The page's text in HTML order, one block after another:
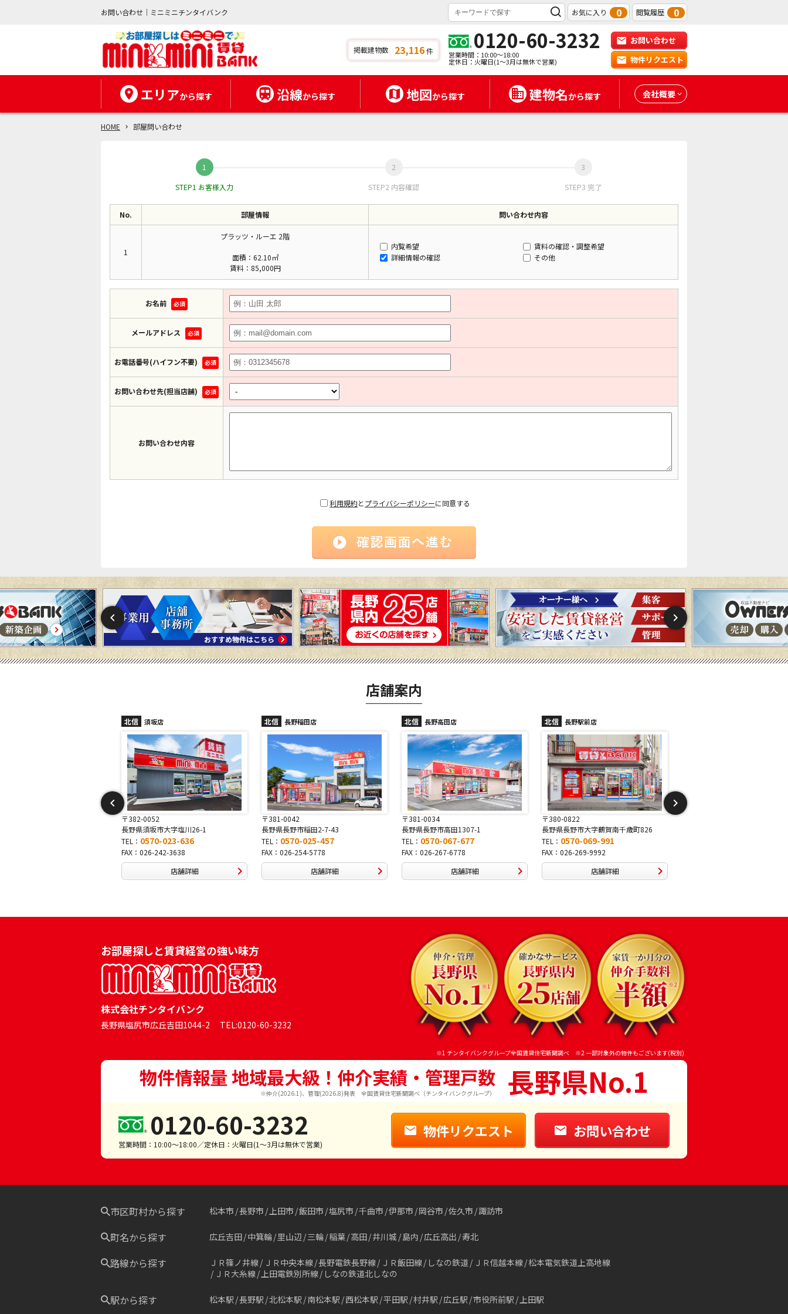
お問い合わせ｜ミニミニチンタイバンク お気に入り 0 閲覧履歴 0
掲載建物数 23,116件 0120-60-3232
営業時間：10:00～18:00
定休日：火曜日(1～3月は無休で営業)
お問い合わせ
物件リクエスト
エリアから探す 沿線から探す 地図から探す 建物名から探す 会社概要
HOME 部屋問い合わせ
STEP1 お客様入力 STEP2 内容確認 STEP3 完了
No. 部屋情報 問い合わせ内容
1
プラッツ・ルーエ 2階
面積：62.10㎡
賃料：85,000円
内覧希望
賃料の確認・調整希望
詳細情報の確認
その他
お名前 必須
メールアドレス 必須
お電話番号(ハイフン不要) 必須
お問い合わせ先(担当店舗) 必須
お問い合わせ内容
利用規約とプライバシーポリシーに同意する
店舗案内
北信 長野稲田店
〒381-0042
長野県長野市稲田2-7-43
TEL：0570-025-457
FAX：026-254-5778
店舗詳細
北信 長野高田店
〒381-0034
長野県長野市高田1307-1
TEL：0570-067-677
FAX：026-267-6778
店舗詳細
北信 長野駅前店
〒380-0822
長野県長野市大字鶴賀南千歳町826
TEL：0570-069-991
FAX：026-269-9992
店舗詳細
北信 長野稲里店
〒381-2243
長野県長野市稲里1-5-25
TEL：0570-067-878
FAX：026-286-7888
店舗詳細
お部屋探しと賃貸経営の強い味方
株式会社チンタイバンク
長野県塩尻市広丘吉田1044-2 TEL:0120-60-3232
※1 チンタイバンクグループ全国賃貸住宅新聞調べ ※2 一部対象外の物件もございます(税別)
物件情報量 地域最大級！仲介実績・管理戸数
※仲介(2026.1)、管理(2026.8)発表 全国賃貸住宅新聞調べ（チンタイバンクグループ） 長野県No.1
0120-60-3232
営業時間：10:00～18:00／定休日：火曜日(1～3月は無休で営業)
物件リクエスト お問い合わせ
市区町村から探す 松本市 長野市 上田市 飯田市 塩尻市 千曲市 伊那市 岡谷市 佐久市 諏訪市
町名から探す 広丘吉田 中箕輪 里山辺 三輪 稲葉 高田 井川城 島内 広丘高出 寿北
路線から探す ＪＲ篠ノ井線 ＪＲ中央本線 長野電鉄長野線 ＪＲ飯田線 しなの鉄道 ＪＲ信越本線 松本電気鉄道上高地線
ＪＲ大糸線 上田電鉄別所線 しなの鉄道北しなの
駅から探す 松本駅 長野駅 北松本駅 南松本駅 西松本駅 平田駅 村井駅 広丘駅 市役所前駅 上田駅